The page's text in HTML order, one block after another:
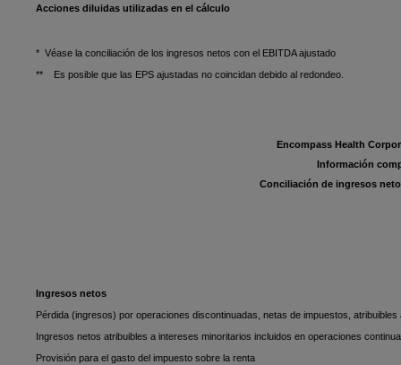
Acciones diluidas utilizadas en el cálculo
* Véase la conciliación de los ingresos netos con el EBITDA ajustado
** Es posible que las EPS ajustadas no coincidan debido al redondeo.
Encompass Health
Información
Conciliación de ingresos
Ingresos netos
Pérdida (ingresos) por operaciones discontinuadas, netas de impuestos,
Ingresos netos atribuibles a intereses minoritarios incluidos en operaciones
Provisión para el gasto del impuesto sobre la renta